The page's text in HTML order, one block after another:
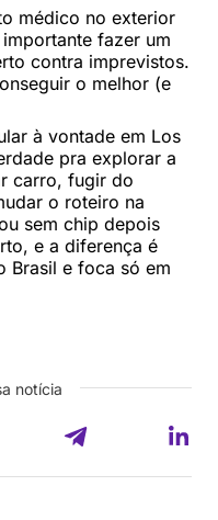
médico no exterior
fazer um
contra imprevistos.
o melhor (e
à vontade em Los
pra explorar a
carro, fugir do
o roteiro na
sem chip depois
e a diferença é
Brasil e foca só em
notícia